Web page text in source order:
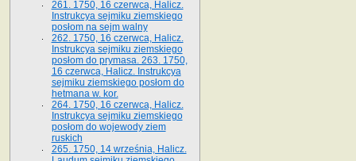
261. 1750, 16 czerwca, Halicz.
Instrukcya sejmiku ziemskiego
posłom na sejm walny
262. 1750, 16 czerwca, Halicz.
Instrukcya sejmiku ziemskiego
posłom do prymasa. 263. 1750,
16 czerwca, Halicz. Instrukcya
sejmiku ziemskiego posłom do
hetmana w. kor.
264. 1750, 16 czerwca, Halicz.
Instrukcya sejmiku ziemskiego
posłom do wojewody ziem
ruskich
265. 1750, 14 września, Halicz.